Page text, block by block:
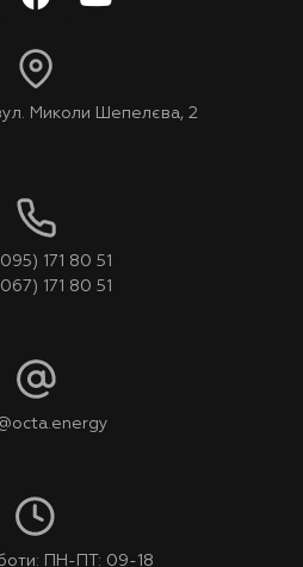
Миколи Шепелєва, 2
171 80 51
171 80 51
ПН-ПТ: 09-18